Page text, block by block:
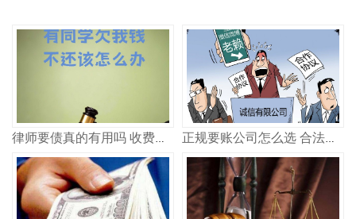
律师要债真的有用吗 收费多少 正规要账公司怎么选 合法追债记住这几点